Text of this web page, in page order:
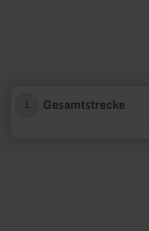
1 Gesamtstrecke